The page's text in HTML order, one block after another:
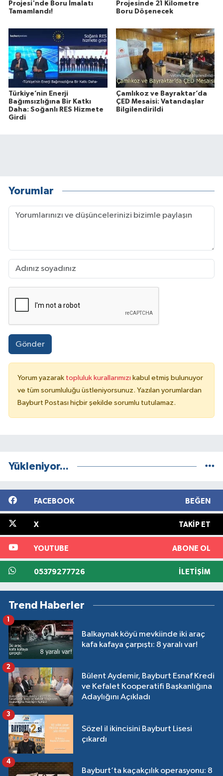
Projesi'nde Boru İmalatı
Tamamlandı!
Projesinde 21 Kilometre
Boru Döşenecek
Türkiye’nin Enerji
Bağımsızlığına Bir Katkı
Daha: Soğanlı RES Hizmete
Girdi
Çamlıkoz ve Bayraktar’da
ÇED Mesaisi: Vatandaşlar
Bilgilendirildi
Yorumlar
Gönder
Yorum yazarak topluluk kurallarımızı kabul etmiş bulunuyor
ve tüm sorumluluğu üstleniyorsunuz. Yazılan yorumlardan
Bayburt Postası hiçbir şekilde sorumlu tutulamaz.
Yükleniyor...
FACEBOOK BEĞEN
X TAKIP ET
YOUTUBE ABONE OL
05379277726 İLETIŞIM
Trend Haberler
Balkaynak köyü mevkiinde iki araç
kafa kafaya çarpıştı: 8 yaralı var!
1
Bülent Aydemir, Bayburt Esnaf Kredi
ve Kefalet Kooperatifi Başkanlığına
Adaylığını Açıkladı
2
Sözel il ikincisini Bayburt Lisesi
çıkardı
3
Bayburt’ta kaçakçılık operasyonu: 8
4